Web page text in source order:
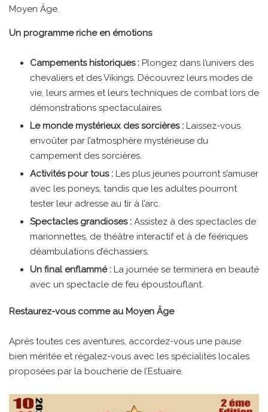
Moyen Âge.
Un programme riche en émotions
Campements historiques : Plongez dans l’univers des
chevaliers et des Vikings. Découvrez leurs modes de
vie, leurs armes et leurs techniques de combat lors de
démonstrations spectaculaires.
Le monde mystérieux des sorcières : Laissez-vous
envoûter par l’atmosphère mystérieuse du
campement des sorcières.
Activités pour tous : Les plus jeunes pourront s’amuser
avec les poneys, tandis que les adultes pourront
tester leur adresse au tir à l’arc.
Spectacles grandioses : Assistez à des spectacles de
marionnettes, de théâtre interactif et à de féériques
déambulations d’échassiers.
Un final enflammé : La journée se terminera en beauté
avec un spectacle de feu époustouflant.
Restaurez-vous comme au Moyen Âge
Après toutes ces aventures, accordez-vous une pause
bien méritée et régalez-vous avec les spécialités locales
proposées par la boucherie de l’Estuaire.